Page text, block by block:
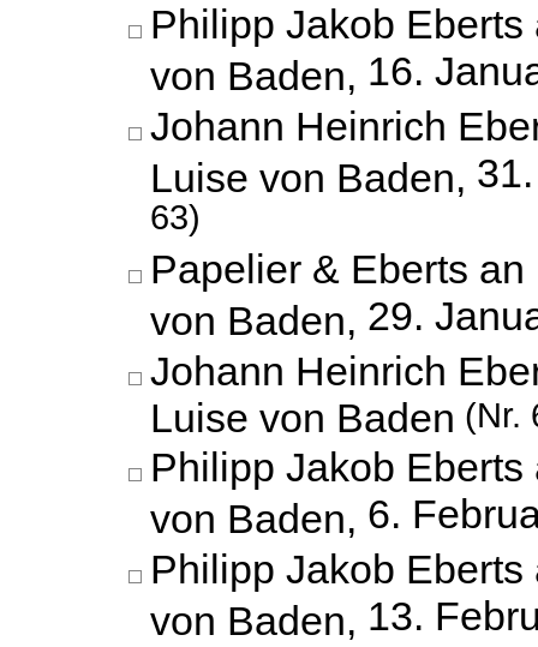
Philipp Jakob
von Baden, 16.
Johann Heinrich
Luise von Baden,
63)
Papelier & Eberts
von Baden, 29.
Johann Heinrich
Luise von Baden (Nr.
Philipp Jakob
von Baden, 6.
Philipp Jakob
von Baden, 13.